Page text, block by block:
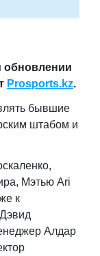
обновлении
Prosports.kz.
бывшие
штабом и
Мэтью Ari
к
Алдар